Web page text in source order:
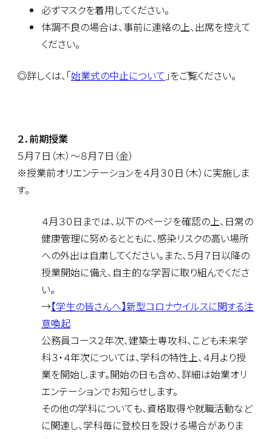
必ずマスクを着用してください。
体調不良の場合は、事前に連絡の上、出席を控えて
ください。
◎詳しくは、「始業式の中止について 」をご覧ください。
２．前期授業
５月７日（木）～８月７日（金）
※授業前オリエンテーションを４月３０日（木）に実施しま
す。
４月３０日までは、以下のページを確認の上、日常の
健康管理に努めるとともに、感染リスクの高い場所
への外出は自粛してください。また、５月７日以降の
授業開始に備え、自主的な学習に取り組んでくださ
い。
→【学生の皆さんへ】新型コロナウイルスに関する注
意喚起
公務員コース２年次、建築士専攻科、こども未来学
科３・４年次については、学科の特性上、４月より授
業を開始します。開始の日も含め、詳細は始業オリ
エンテーションでお知らせします。
その他の学科についても、資格取得や就職活動など
に関連し、学科毎に登校日を設ける場合がありま